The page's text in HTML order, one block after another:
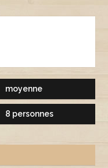
moyenne
8 personnes